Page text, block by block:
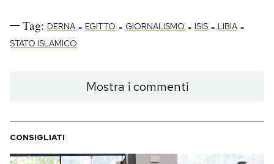
Tag: DERNA - EGITTO - GIORNALISMO - ISIS - LIBIA -
STATO ISLAMICO
Mostra i commenti
CONSIGLIATI